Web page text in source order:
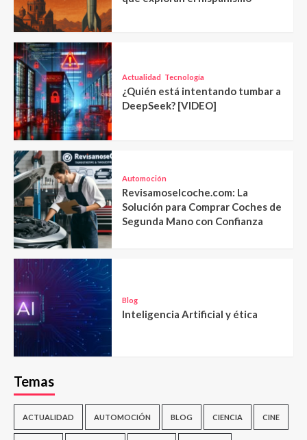
Actualidad Tecnología
¿Quién está intentando tumbar a
DeepSeek? [VIDEO]
Automoción
Revisamoselcoche.com: La
Solución para Comprar Coches de
Segunda Mano con Confianza
Blog
Inteligencia Artificial y ética
Temas
ACTUALIDAD AUTOMOCIÓN BLOG CIENCIA CINE